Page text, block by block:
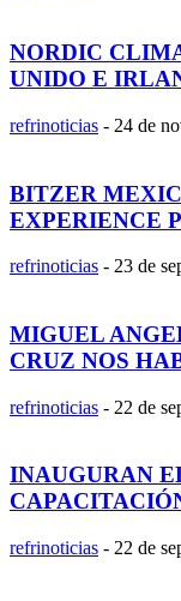
NORDIC
UNIDO E
refrinoticias - 24 de
BITZER
EXPERIENCE
refrinoticias - 23 de
MIGUEL
CRUZ NOS
refrinoticias - 22 de
INAUGURAN
refrinoticias - 22 de